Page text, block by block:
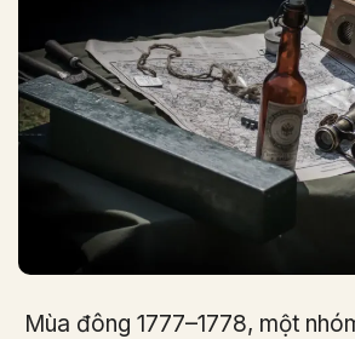
Mùa đông 1777–1778, một